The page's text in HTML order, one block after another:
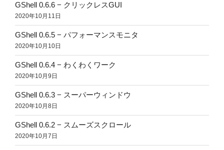
GShell 0.6.6 − クリックレスGUI
2020年10月11日
GShell 0.6.5 − パフォーマンスモニタ
2020年10月10日
GShell 0.6.4 − わくわくワーク
2020年10月9日
GShell 0.6.3 − スーパーウィンドウ
2020年10月8日
GShell 0.6.2 − スムーズスクロール
2020年10月7日